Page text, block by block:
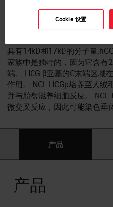
酮，而黄体酮又维持分泌性子
成，α和β。 hCG的α亚基与促
具有14kD和17kD的分子量
家族中是独特的，因为它含有
端。 HCG-β亚基的C末端区域
作用。 NCL-HCGp培养至人
并与胎盘滋养细胞反应。
微交叉反应，因此可能染色垂
产品
产品
Cookie 设置